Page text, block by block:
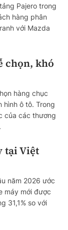
Pajero trong
hàng phân
với Mazda
chọn, khó
hàng chục
hình ô tô. Trong
của các thương
tại Việt
năm 2026 ước
máy mới được
31,1% so với